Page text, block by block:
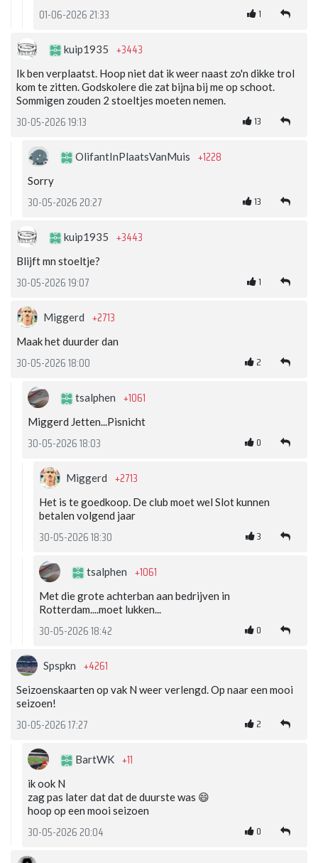
01-06-2026 21:33 1
kuip1935 +3443
Ik ben verplaatst. Hoop niet dat ik weer naast zo'n dikke trol
kom te zitten. Godskolere die zat bijna bij me op schoot.
Sommigen zouden 2 stoeltjes moeten nemen.
30-05-2026 19:13 13
OlifantInPlaatsVanMuis +1228
Sorry
30-05-2026 20:27 13
kuip1935 +3443
Blijft mn stoeltje?
30-05-2026 19:07 1
Miggerd +2713
Maak het duurder dan
30-05-2026 18:00 2
tsalphen +1061
Miggerd Jetten...Pisnicht
30-05-2026 18:03 0
Miggerd +2713
Het is te goedkoop. De club moet wel Slot kunnen
betalen volgend jaar
30-05-2026 18:30 3
tsalphen +1061
Met die grote achterban aan bedrijven in
Rotterdam....moet lukken...
30-05-2026 18:42 0
Spspkn +4261
Seizoenskaarten op vak N weer verlengd. Op naar een mooi
seizoen!
30-05-2026 17:27 2
BartWK +11
ik ook N
zag pas later dat dat de duurste was 😄
hoop op een mooi seizoen
30-05-2026 20:04 0